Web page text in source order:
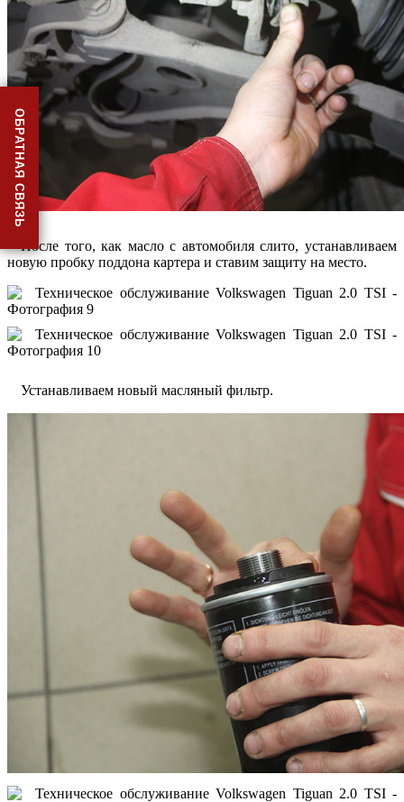
После того, как масло с автомобиля слито, устанавливаем
новую пробку поддона картера и ставим защиту на место.
Устанавливаем новый масляный фильтр.
ОБРАТНАЯ СВЯЗЬ